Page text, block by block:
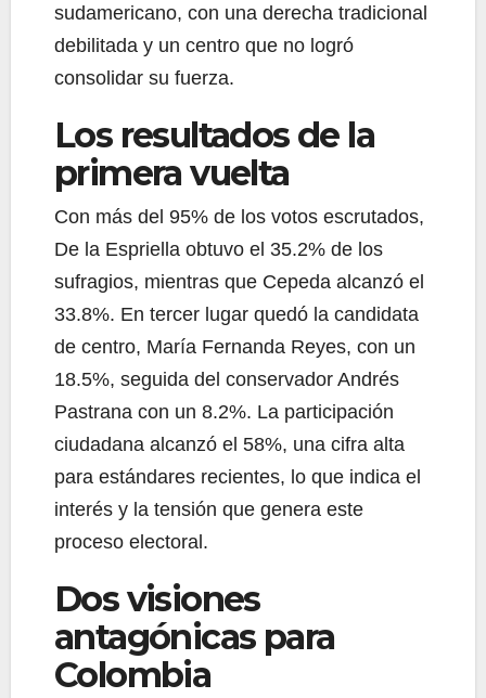
sudamericano, con una derecha tradicional
debilitada y un centro que no logró
consolidar su fuerza.
Los resultados de la
primera vuelta
Con más del 95% de los votos escrutados,
De la Espriella obtuvo el 35.2% de los
sufragios, mientras que Cepeda alcanzó el
33.8%. En tercer lugar quedó la candidata
de centro, María Fernanda Reyes, con un
18.5%, seguida del conservador Andrés
Pastrana con un 8.2%. La participación
ciudadana alcanzó el 58%, una cifra alta
para estándares recientes, lo que indica el
interés y la tensión que genera este
proceso electoral.
Dos visiones
antagónicas para
Colombia